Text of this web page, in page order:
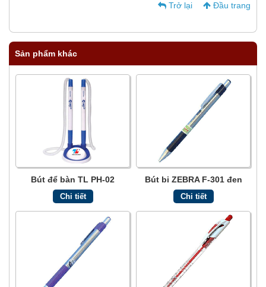
Trở lại
Đầu trang
Sản phẩm khác
Bút để bàn TL PH-02
Chi tiết
Bút bi ZEBRA F-301 đen
Chi tiết